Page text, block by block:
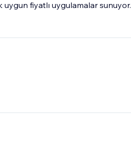
fiyatlı uygulamalar sunuyor.